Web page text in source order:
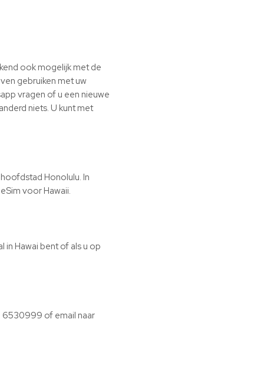
ook mogelijk met de
gebruiken met uw
vragen of u een nieuwe
niets. U kunt met
Honolulu. In
voor Hawaii.
in Hawai bent of als u op
6530999 of email naar